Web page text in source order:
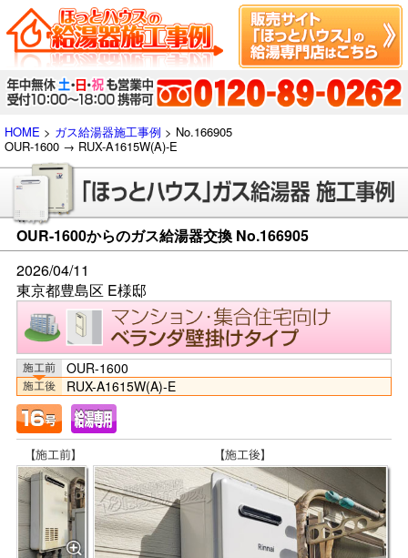
HOME > ガス給湯器施工事例 > No.166905
OUR-1600 → RUX-A1615W(A)-E
OUR-1600からのガス給湯器交換 No.166905
2026/04/11
東京都豊島区 E様邸
OUR-1600
RUX-A1615W(A)-E